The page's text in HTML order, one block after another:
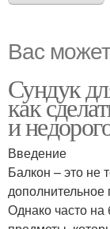
Вас
Сундук
как
и
Введение
Балкон – это не
Однако часто